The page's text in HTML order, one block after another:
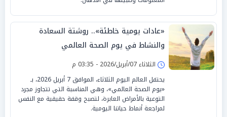
«عادات يومية خاطئة».. روشتة السعادة
والنشاط في يوم الصحة العالمي
الثلاثاء 07/أبريل/2026 - 03:35 م
يحتفل العالم اليوم الثلاثاء، الموافق 7 أبريل 2026، بـ
«يوم الصحة العالمي»، وهي المناسبة التي تتجاوز مجرد
التوعية بالأمراض العابرة، لتصبح وقفة حقيقية مع النفس
لمراجعة أنماط حياتنا اليومية.